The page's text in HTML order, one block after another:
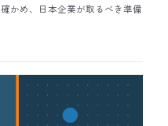
かめ、日本企業が取るべき準備